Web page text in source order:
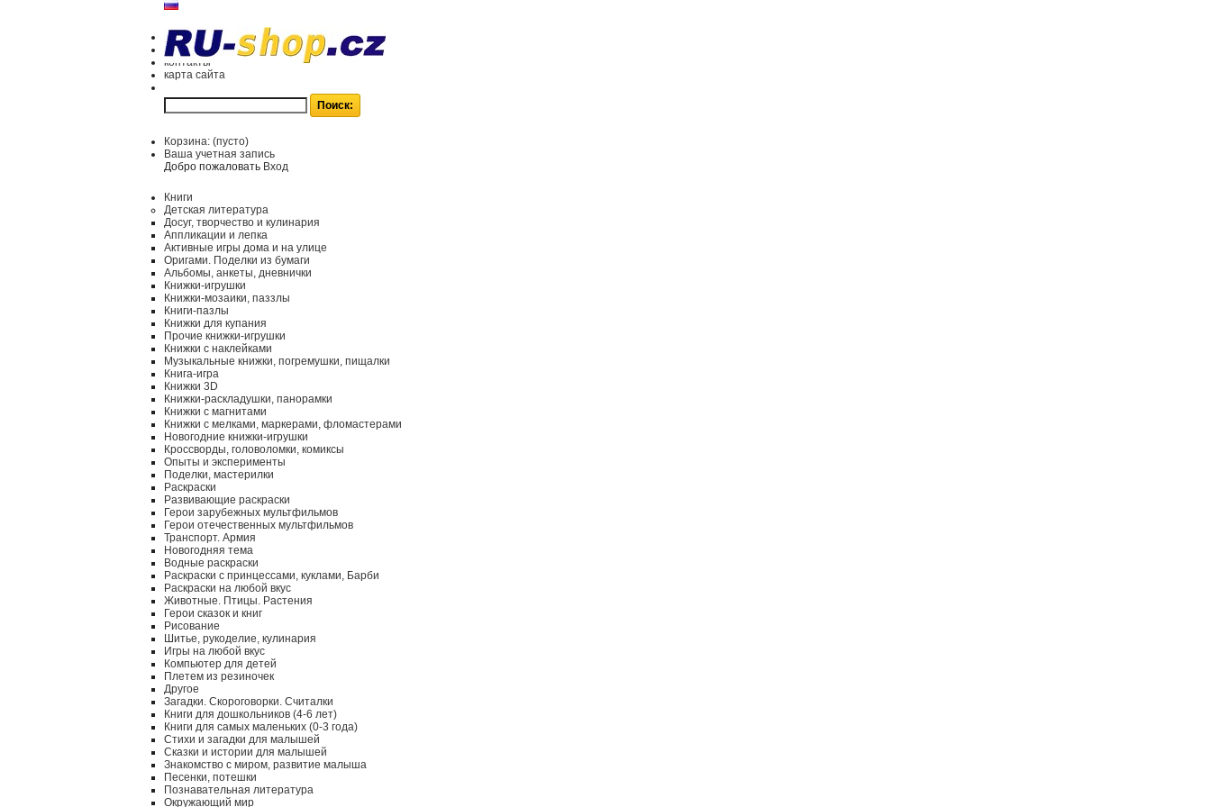
контакты
карта сайта
Корзина: (пусто)
Ваша учетная запись
Добро пожаловать Вход
Книги
Детская литература
Досуг, творчество и кулинария
Аппликации и лепка
Активные игры дома и на улице
Оригами. Поделки из бумаги
Альбомы, анкеты, дневнички
Книжки-игрушки
Книжки-мозаики, паззлы
Книги-пазлы
Книжки для купания
Прочие книжки-игрушки
Книжки с наклейками
Музыкальные книжки, погремушки, пищалки
Книга-игра
Книжки 3D
Книжки-раскладушки, панорамки
Книжки с магнитами
Книжки с мелками, маркерами, фломастерами
Новогодние книжки-игрушки
Кроссворды, головоломки, комиксы
Опыты и эксперименты
Поделки, мастерилки
Раскраски
Развивающие раскраски
Герои зарубежных мультфильмов
Герои отечественных мультфильмов
Транспорт. Армия
Новогодняя тема
Водные раскраски
Раскраски с принцессами, куклами, Барби
Раскраски на любой вкус
Животные. Птицы. Растения
Герои сказок и книг
Рисование
Шитье, рукоделие, кулинария
Игры на любой вкус
Компьютер для детей
Плетем из резиночек
Другое
Загадки. Скороговорки. Считалки
Книги для дошкольников (4-6 лет)
Книги для самых маленьких (0-3 года)
Стихи и загадки для малышей
Сказки и истории для малышей
Знакомство с миром, развитие малыша
Песенки, потешки
Познавательная литература
Окружающий мир